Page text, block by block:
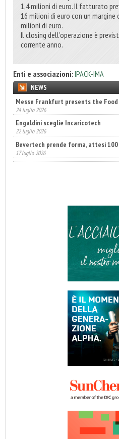
1,4 milioni di euro. Il fatturato
16 milioni di euro con un
milioni di euro.
Il closing dell’operazione è
corrente anno.
Enti e associazioni:IPACK-IMA
NEWS
Engaldini sceglie Incaricotech
22 luglio 2026
Bevertech prende forma, attesi 100
17 luglio 2026
Fatturato record per l'industria
10 luglio 2026